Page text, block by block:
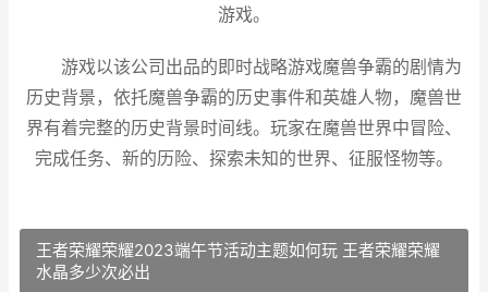
游戏。
游戏以该公司出品的即时战略游戏魔兽争霸的剧情为
历史背景，依托魔兽争霸的历史事件和英雄人物，魔兽世
界有着完整的历史背景时间线。玩家在魔兽世界中冒险、
完成任务、新的历险、探索未知的世界、征服怪物等。
王者荣耀荣耀2023端午节活动主题如何玩 王者荣耀荣耀
水晶多少次必出